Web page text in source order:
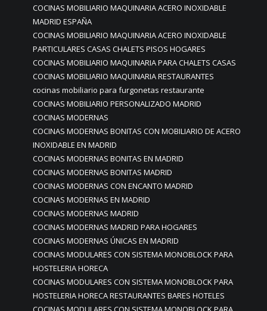
COCINAS MOBILIARIO MAQUINARIA ACERO INOXIDABLE
MADRID ESPAÑA
COCINAS MOBILIARIO MAQUINARIA ACERO INOXIDABLE
PARTICULARES CASAS CHALETS PISOS HOGARES
COCINAS MOBILIARIO MAQUINARIA PARA CHALETS CASAS
COCINAS MOBILIARIO MAQUINARIA RESTAURANTES
cocinas mobiliario para furgonetas restaurante
COCINAS MOBILIARIO PERSONALIZADO MADRID
COCINAS MODERNAS
COCINAS MODERNAS BONITAS CON MOBILIARIO DE ACERO
INOXIDABLE EN MADRID
COCINAS MODERNAS BONITAS EN MADRID
COCINAS MODERNAS BONITAS MADRID
COCINAS MODERNAS CON ENCANTO MADRID
COCINAS MODERNAS EN MADRID
COCINAS MODERNAS MADRID
COCINAS MODERNAS MADRID PARA HOGARES
COCINAS MODERNAS ÚNICAS EN MADRID
COCINAS MODULARES CON SISTEMA MONOBLOCK PARA
HOSTELERIA HORECA
COCINAS MODULARES CON SISTEMA MONOBLOCK PARA
HOSTELERIA HORECA RESTAURANTES BARES HOTELES